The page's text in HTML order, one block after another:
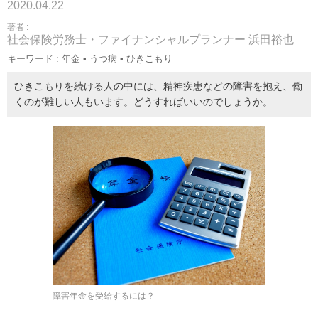
2020.04.22
著者 :
社会保険労務士・ファイナンシャルプランナー 浜田裕也
キーワード : 年金 • うつ病 • ひきこもり
ひきこもりを続ける人の中には、精神疾患などの障害を抱え、働
くのが難しい人もいます。どうすればいいのでしょうか。
障害年金を受給するには？